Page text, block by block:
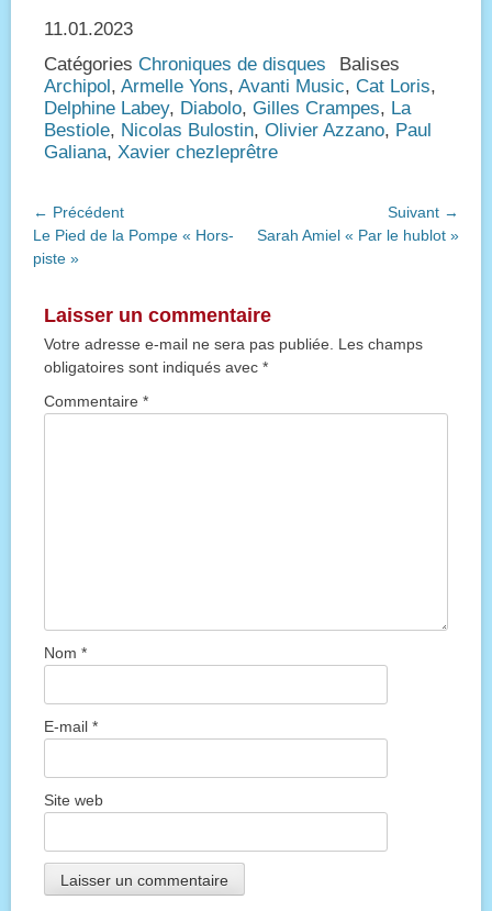
11.01.2023
Catégories Chroniques de disques
Balises
Archipol, Armelle Yons, Avanti Music, Cat Loris,
Delphine Labey, Diabolo, Gilles Crampes, La
Bestiole, Nicolas Bulostin, Olivier Azzano, Paul
Galiana, Xavier chezleprêtre
Navigation
de
l’article
← Précédent
Article
précédent :
Le Pied de la Pompe « Hors-
piste »
Suivant →
Article
Sarah Amiel « Par le hublot »
Laisser un commentaire
Votre adresse e-mail ne sera pas publiée.
Les champs
obligatoires sont indiqués avec *
Commentaire *
Nom *
E-mail *
Site web